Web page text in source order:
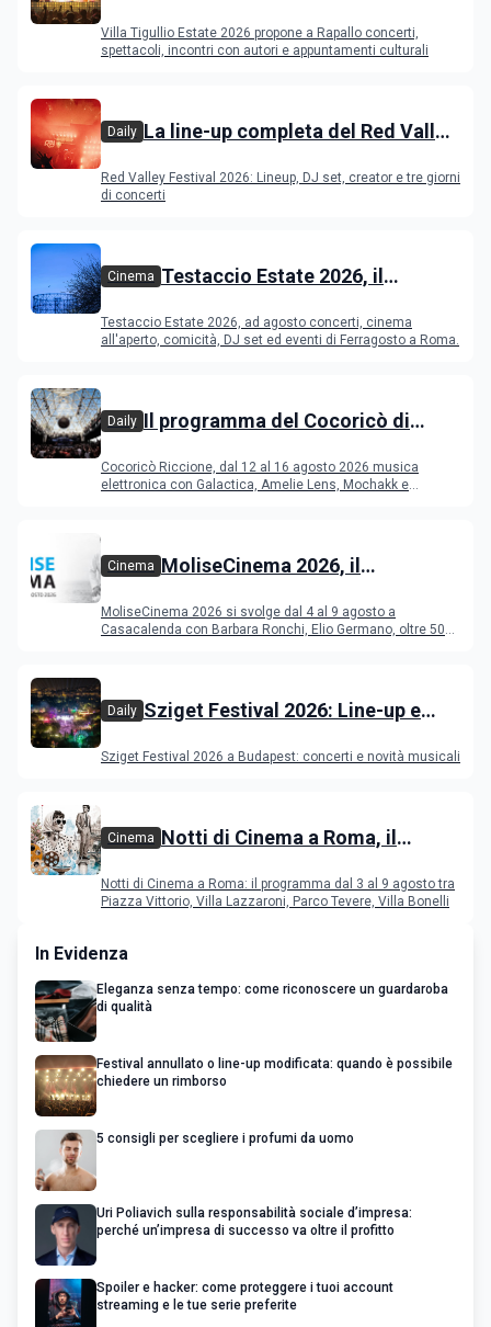
Villa Tigullio Estate 2026 propone a Rapallo concerti,
spettacoli, incontri con autori e appuntamenti culturali
Daily La line-up completa del Red Valley
Red Valley Festival 2026: Lineup, DJ set, creator e tre giorni
di concerti
Cinema Testaccio Estate 2026, il
Ferragosto
Testaccio Estate 2026, ad agosto concerti, cinema
all'aperto, comicità, DJ set ed eventi di Ferragosto a Roma.
Daily Il programma del Cocoricò di
Cocoricò Riccione, dal 12 al 16 agosto 2026 musica
elettronica con Galactica, Amelie Lens, Mochakk e
Cinema MoliseCinema 2026, il
MoliseCinema 2026 si svolge dal 4 al 9 agosto a
Casacalenda con Barbara Ronchi, Elio Germano, oltre 50
Daily Sziget Festival 2026: Line-up e
Sziget Festival 2026 a Budapest: concerti e novità musicali
Cinema Notti di Cinema a Roma, il
Notti di Cinema a Roma: il programma dal 3 al 9 agosto tra
Piazza Vittorio, Villa Lazzaroni, Parco Tevere, Villa Bonelli
In Evidenza
Eleganza senza tempo: come riconoscere un guardaroba
di qualità
Festival annullato o line-up modificata: quando è possibile
chiedere un rimborso
5 consigli per scegliere i profumi da uomo
Uri Poliavich sulla responsabilità sociale d’impresa:
perché un’impresa di successo va oltre il profitto
Spoiler e hacker: come proteggere i tuoi account
streaming e le tue serie preferite